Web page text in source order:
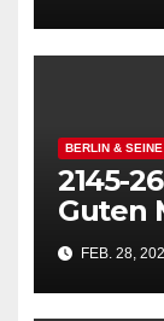
BERLIN &
2145-
Guten
kannst
Hitlerei
FEB. 28,